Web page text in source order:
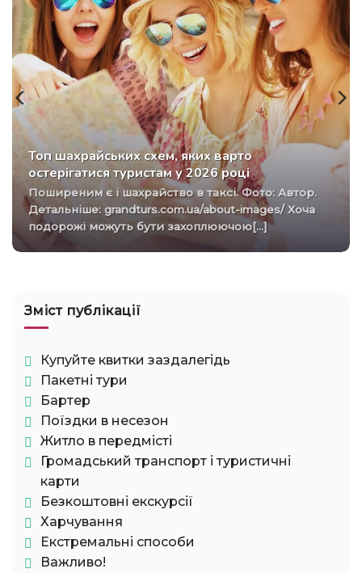
Топ шахрайських схем, яких варто
остерігатися туристам у 2026 році
Поширеним є і шахрайство в таксі. Фото: Автор.
Детальніше: grandturs.com.ua/about-images/ Хоча
подорожі можуть бути захоплюючою[...]
Зміст публікації
Купуйте квитки заздалегідь
Пакетні тури
Бартер
Поїздки в несезон
Житло в передмісті
Громадський транспорт і туристичні
карти
Безкоштовні екскурсії
Харчування
Екстремальні способи
Важливо!